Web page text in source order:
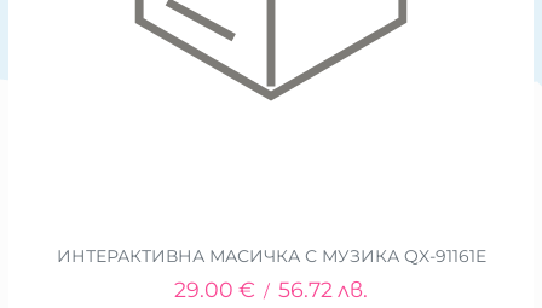
ИНТЕРАКТИВНА МАСИЧКА С МУЗИКА QX-91161E
29.00 € / 56.72 лв.